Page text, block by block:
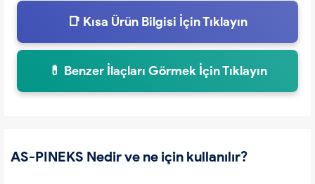
📑 Kısa Ürün Bilgisi İçin Tıklayın
💊 Benzer İlaçları Görmek İçin Tıklayın
AS-PINEKS Nedir ve ne için kullanılır?